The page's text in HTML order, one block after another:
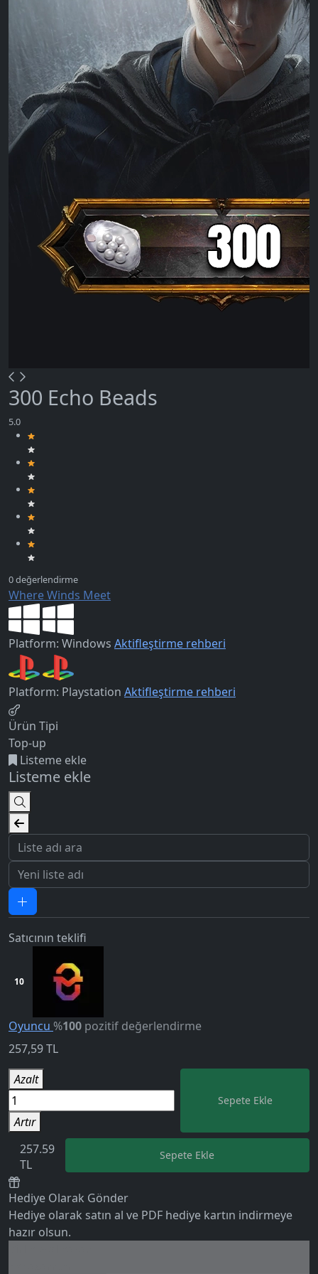
300 Echo Beads
5.0
Where Winds Meet
Platform: Windows Aktifleştirme rehberi
Platform: Playstation Aktifleştirme rehberi
Ürün Tipi
Top-up
Listeme ekle
Listeme ekle
Satıcının teklifi
10
Oyuncu %100 pozitif değerlendirme
257,59TL
Azalt
Artır
Sepete Ekle
257.59
TL
Sepete Ekle
Hediye Olarak Gönder
Hediye olarak satın al ve PDF hediye kartın indirmeye
hazır olsun.